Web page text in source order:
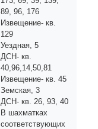
89, 96, 176
Извещение- кв.
129
Уездная, 5
ДСН- кв.
40,96,14,50,81
Извещение- кв. 45
Земская, 3
ДСН- кв. 26, 93, 40
В шахматках
соответствующих